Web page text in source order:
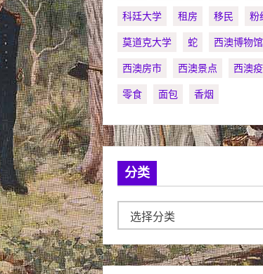
科廷大学
租房 移民 粉
莫道克大学
蛇 西澳博物馆
西澳房市
西澳景点 西澳
零食
面包 香烟
分类
类